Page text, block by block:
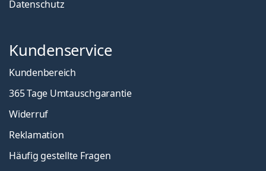
Datenschutz
Kundenservice
Kundenbereich
365 Tage Umtauschgarantie
Widerruf
Reklamation
Häufig gestellte Fragen